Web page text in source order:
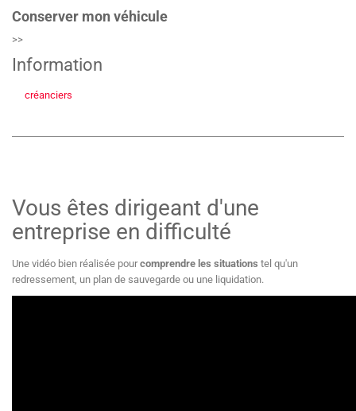
Conserver mon véhicule
>>
Information
créanciers
Vous êtes dirigeant d'une
entreprise en difficulté
Une vidéo bien réalisée pourcomprendre les situations tel qu'un
redressement, un plan de sauvegarde ou une liquidation.